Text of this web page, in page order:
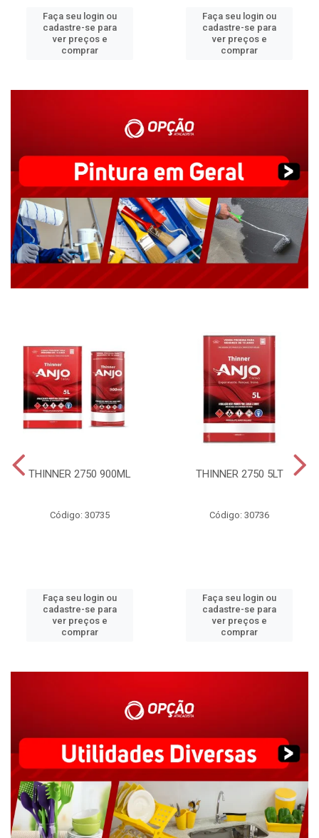
Faça seu login ou
cadastre-se para
ver preços e
comprar
Faça seu login ou
cadastre-se para
ver preços e
comprar
THINNER 2750 900ML
Código: 30735
Faça seu login ou
cadastre-se para
ver preços e
comprar
THINNER 2750 5LT
Código: 30736
Faça seu login ou
cadastre-se para
ver preços e
comprar